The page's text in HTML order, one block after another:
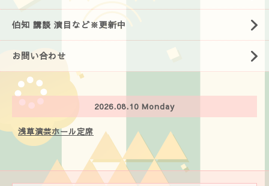
伯知 講談 演目など※更新中
お問い合わせ
2026.08.10 Monday
浅草演芸ホール定席